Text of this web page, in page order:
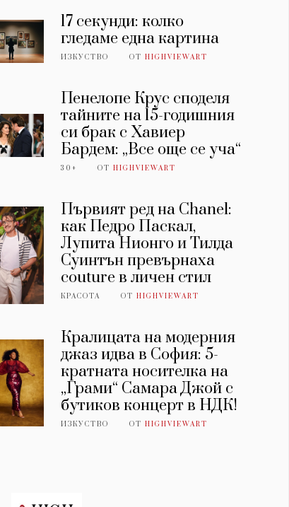
17 секунди: колко
гледаме една картина
ИЗКУСТВО ОТHIGHVIEWART
Пенелопе Крус споделя
тайните на 15-годишния
си брак с Хавиер
Бардем: „Все още се уча“
30+ ОТHIGHVIEWART
Първият ред на Chanel:
как Педро Паскал,
Лупита Нионго и Тилда
Суинтън превърнаха
couture в личен стил
КРАСОТА ОТHIGHVIEWART
Кралицата на модерния
джаз идва в София: 5-
кратната носителка на
„Грами“ Самара Джой с
бутиков концерт в НДК!
ИЗКУСТВО ОТHIGHVIEWART